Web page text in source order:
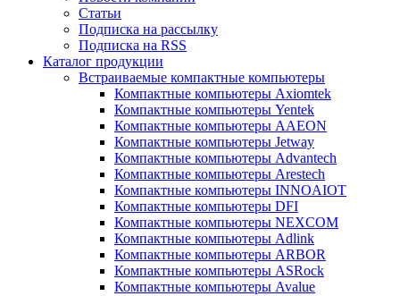
Статьи
Подписка на рассылку
Подписка на RSS
Каталог продукции
Встраиваемые компактные компьютеры
Компактные компьютеры Axiomtek
Компактные компьютеры Yentek
Компактные компьютеры AAEON
Компактные компьютеры Jetway
Компактные компьютеры Advantech
Компактные компьютеры Arestech
Компактные компьютеры INNOAIOT
Компактные компьютеры DFI
Компактные компьютеры NEXCOM
Компактные компьютеры Adlink
Компактные компьютеры ARBOR
Компактные компьютеры ASRock
Компактные компьютеры Avalue